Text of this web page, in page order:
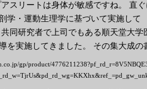
スリートは身体が敏感ですね。 直
・運動生理学に基づいて実施して
共同研究者で上司でもある順天堂大
を実施してきました。 その集大成
gp/product/